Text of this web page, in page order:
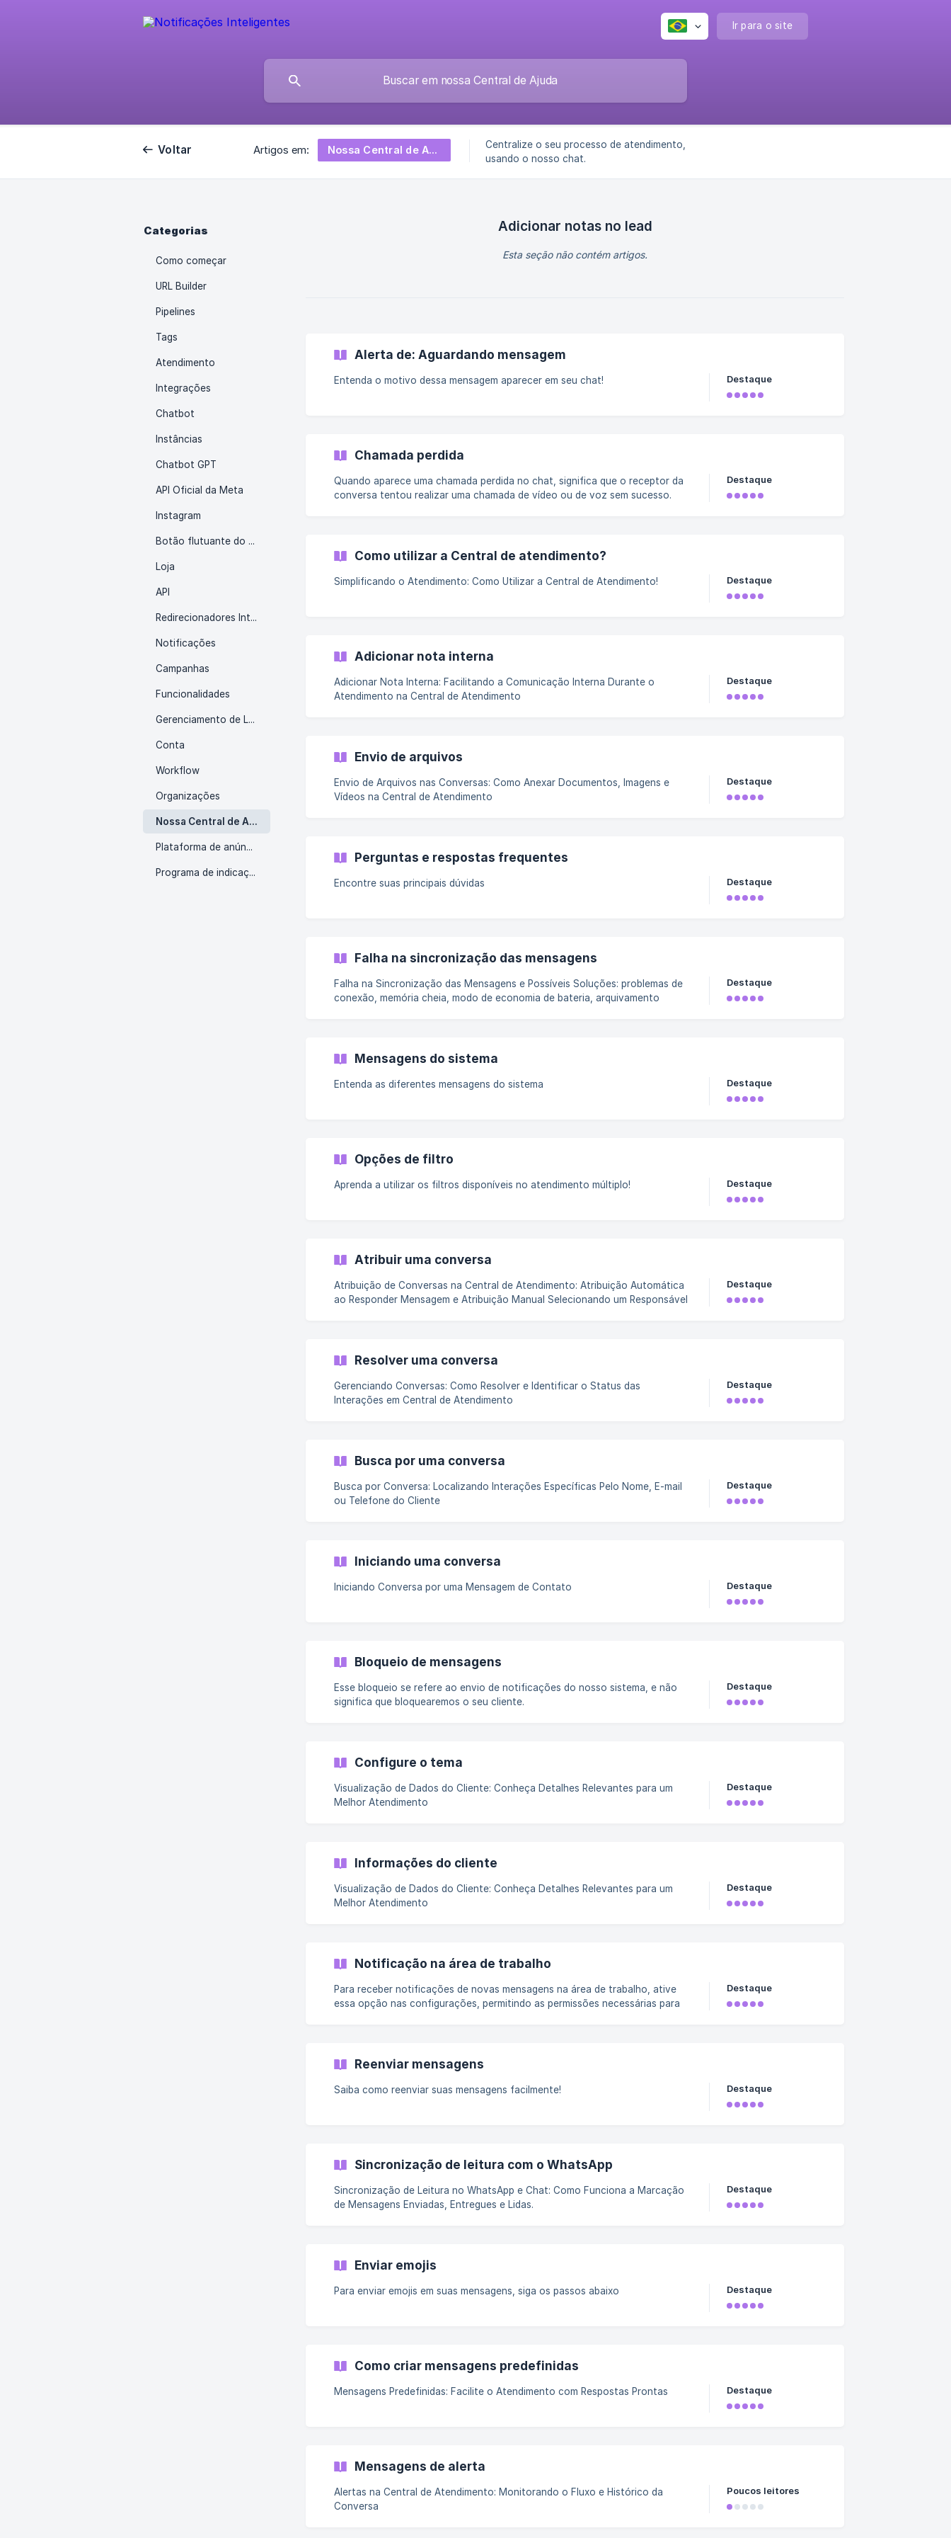
Ir para o site
Voltar Artigos em: Nossa Central de Atendimento
Centralize o seu processo de atendimento,
usando o nosso chat.
Categorias
Como começar
URL Builder
Pipelines
Tags
Atendimento
Integrações
Chatbot
Instâncias
Chatbot GPT
API Oficial da Meta
Instagram
Botão flutuante do Whatsapp
Loja
API
Redirecionadores Inteligentes
Notificações
Campanhas
Funcionalidades
Gerenciamento de Leads
Conta
Workflow
Organizações
Nossa Central de Atendimento
Plataforma de anúncios
Programa de indicações
Adicionar notas no lead
Esta seção não contém artigos.
Alerta de: Aguardando mensagem
Entenda o motivo dessa mensagem aparecer em seu chat! Destaque
Chamada perdida
Quando aparece uma chamada perdida no chat, significa que o receptor da
conversa tentou realizar uma chamada de vídeo ou de voz sem sucesso.
Destaque
Como utilizar a Central de atendimento?
Simplificando o Atendimento: Como Utilizar a Central de Atendimento! Destaque
Adicionar nota interna
Adicionar Nota Interna: Facilitando a Comunicação Interna Durante o
Atendimento na Central de Atendimento
Destaque
Envio de arquivos
Envio de Arquivos nas Conversas: Como Anexar Documentos, Imagens e
Vídeos na Central de Atendimento
Destaque
Perguntas e respostas frequentes
Encontre suas principais dúvidas Destaque
Falha na sincronização das mensagens
Falha na Sincronização das Mensagens e Possíveis Soluções: problemas de
conexão, memória cheia, modo de economia de bateria, arquivamento
Destaque
Mensagens do sistema
Entenda as diferentes mensagens do sistema Destaque
Opções de filtro
Aprenda a utilizar os filtros disponíveis no atendimento múltiplo! Destaque
Atribuir uma conversa
Atribuição de Conversas na Central de Atendimento: Atribuição Automática
ao Responder Mensagem e Atribuição Manual Selecionando um Responsável
Destaque
Resolver uma conversa
Gerenciando Conversas: Como Resolver e Identificar o Status das
Interações em Central de Atendimento
Destaque
Busca por uma conversa
Busca por Conversa: Localizando Interações Específicas Pelo Nome, E-mail
ou Telefone do Cliente
Destaque
Iniciando uma conversa
Iniciando Conversa por uma Mensagem de Contato Destaque
Bloqueio de mensagens
Esse bloqueio se refere ao envio de notificações do nosso sistema, e não
significa que bloquearemos o seu cliente.
Destaque
Configure o tema
Visualização de Dados do Cliente: Conheça Detalhes Relevantes para um
Melhor Atendimento
Destaque
Informações do cliente
Visualização de Dados do Cliente: Conheça Detalhes Relevantes para um
Melhor Atendimento
Destaque
Notificação na área de trabalho
Para receber notificações de novas mensagens na área de trabalho, ative
essa opção nas configurações, permitindo as permissões necessárias para
Destaque
Reenviar mensagens
Saiba como reenviar suas mensagens facilmente! Destaque
Sincronização de leitura com o WhatsApp
Sincronização de Leitura no WhatsApp e Chat: Como Funciona a Marcação
de Mensagens Enviadas, Entregues e Lidas.
Destaque
Enviar emojis
Para enviar emojis em suas mensagens, siga os passos abaixo Destaque
Como criar mensagens predefinidas
Mensagens Predefinidas: Facilite o Atendimento com Respostas Prontas Destaque
Mensagens de alerta
Alertas na Central de Atendimento: Monitorando o Fluxo e Histórico da
Conversa
Poucos leitores